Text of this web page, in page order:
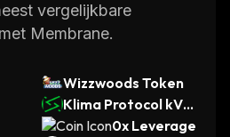
vergelijkbare
Membrane.
Wizzwoods Token
Klima Protocol kVC
M
0x Leverage